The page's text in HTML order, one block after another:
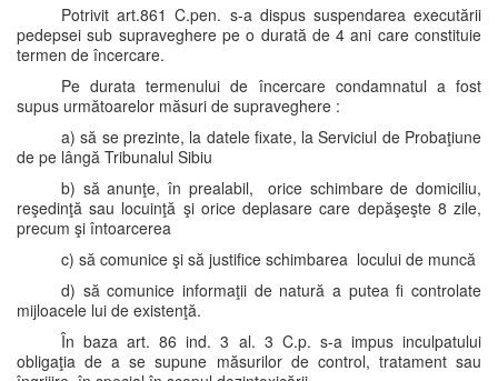
Potrivit art.861 C.pen. s-a dispus suspendarea executării
pedepsei sub supraveghere pe o durată de 4 ani care constituie
termen de încercare.
Pe durata termenului de încercare condamnatul a fost
supus următoarelor măsuri de supraveghere :
a) să se prezinte, la datele fixate, la Serviciul de Probaţiune
de pe lângă Tribunalul Sibiu
b) să anunţe, în prealabil, orice schimbare de domiciliu,
reşedinţă sau locuinţă şi orice deplasare care depăşeşte 8 zile,
precum şi întoarcerea
c) să comunice şi să justifice schimbarea locului de muncă
d) să comunice informaţii de natură a putea fi controlate
mijloacele lui de existenţă.
În baza art. 86 ind. 3 al. 3 C.p. s-a impus inculpatului
obligaţia de a se supune măsurilor de control, tratament sau